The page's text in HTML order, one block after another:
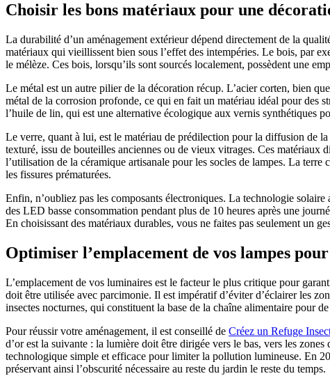
Choisir les bons matériaux pour une
La durabilité d’un aménagement extérieur dépend directement de la
matériaux qui vieillissent bien sous l’effet des intempéries. Le bois, par
le mélèze. Ces bois, lorsqu’ils sont sourcés localement, possèdent une
Le métal est un autre pilier de la décoration récup. L’acier corten, bien
métal de la corrosion profonde, ce qui en fait un matériau idéal pour des
l’huile de lin, qui est une alternative écologique aux vernis synthétiques
Le verre, quant à lui, est le matériau de prédilection pour la diffusion de
texturé, issu de bouteilles anciennes ou de vieux vitrages. Ces
l’utilisation de la céramique artisanale pour les socles de lampes. La
les fissures prématurées.
Enfin, n’oubliez pas les composants électroniques. La technologie
des LED basse consommation pendant plus de 10 heures après une
En choisissant des matériaux durables, vous ne faites pas seulement un
Optimiser l’emplacement de vos lampes
L’emplacement de vos luminaires est le facteur le plus critique pour
doit être utilisée avec parcimonie. Il est impératif d’éviter d’éclairer les
insectes nocturnes, qui constituent la base de la chaîne alimentaire pour
Pour réussir votre aménagement, il est conseillé de Créez un Refuge
d’or est la suivante : la lumière doit être dirigée vers le bas, vers les
technologique simple et efficace pour limiter la pollution lumineuse. En
préservant ainsi l’obscurité nécessaire au reste du jardin le reste du temps.